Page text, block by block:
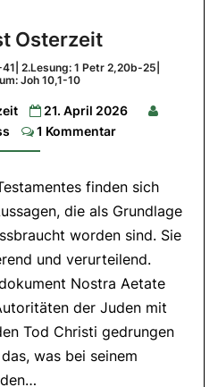
ist
Osterzeit
Apg
41|
2,20b-
25|
Evangelium:
10,1-
Osterzeit
2.Lesung: 1 Petr 2,20b-25|
Joh 10,1-10
21. April 2026
Comments
1 Kommentar
finden sich
die als Grundlage
worden sind. Sie
und verurteilend.
Nostra Aetate
der Juden mit
Tod Christi gedrungen
was bei seinem